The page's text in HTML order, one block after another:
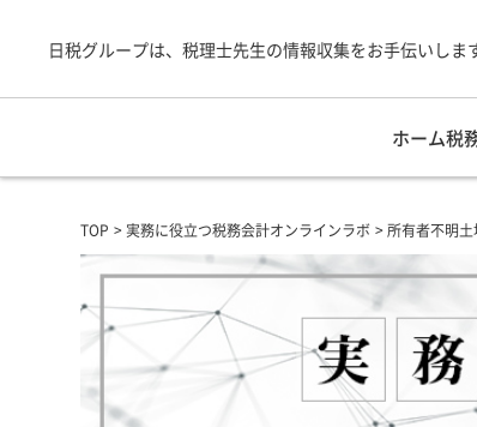
日税グループは、税理士先生の情報収集をお手伝いしま
ホーム税
TOP 実務に役立つ税務会計オンラインラボ 所有者不明